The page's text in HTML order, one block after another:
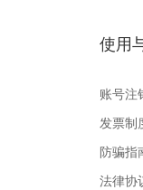
使用
账号注
发票制
防骗指
法律协